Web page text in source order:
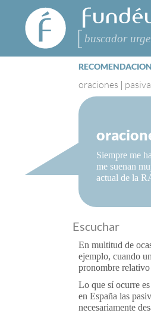
FundéuRAE
- Fundación
del Español
Urgente
Buscar
oraciones |
Siempre me
me suenan
actual de la
Escuchar
En multitud de
ejemplo, cuando
pronombre
Lo que sí ocurre
en España las
necesariamente